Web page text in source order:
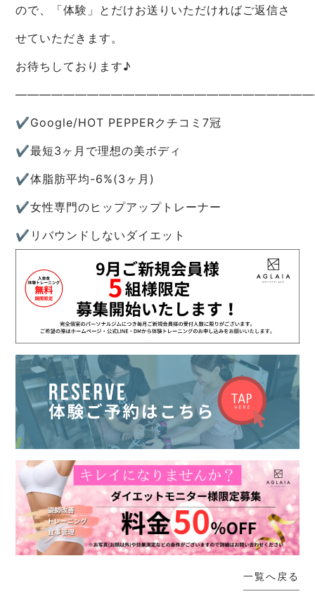
ので、「体験」とだけお送りいただければご返信さ
せていただきます。
お待ちしております♪
✔︎Google/HOT PEPPERクチコミ7冠
✔︎最短3ヶ月で理想の美ボディ
✔︎体脂肪平均-6%(3ヶ月)
✔︎女性専門のヒップアップトレーナー
✔︎リバウンドしないダイエット
一覧へ戻る